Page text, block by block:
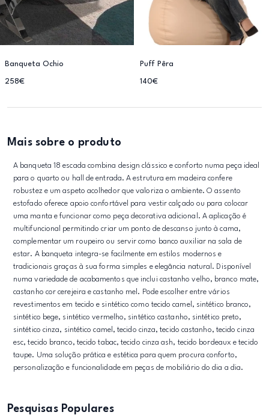
Banqueta Ochio
258€
Puff Pêra
140€
Mais sobre o produto
A banqueta 18 escada combina design clássico e conforto numa peça ideal
para o quarto ou hall de entrada. A estrutura em madeira confere
robustez e um aspeto acolhedor que valoriza o ambiente. O assento
estofado oferece apoio confortável para vestir calçado ou para colocar
uma manta e funcionar como peça decorativa adicional. A aplicação é
multifuncional permitindo criar um ponto de descanso junto à cama,
complementar um roupeiro ou servir como banco auxiliar na sala de
estar. A banqueta integra-se facilmente em estilos modernos e
tradicionais graças à sua forma simples e elegância natural. Disponível
numa variedade de acabamentos que inclui castanho velho, branco mate,
castanho cor cerejeira e castanho mel. Pode escolher entre vários
revestimentos em tecido e sintético como tecido camel, sintético branco,
sintético bege, sintético vermelho, sintético castanho, sintético preto,
sintético cinza, sintético camel, tecido cinza, tecido castanho, tecido cinza
esc, tecido branco, tecido tabac, tecido cinza ash, tecido bordeaux e tecido
taupe. Uma solução prática e estética para quem procura conforto,
personalização e funcionalidade em peças de mobiliário do dia a dia.
Pesquisas Populares